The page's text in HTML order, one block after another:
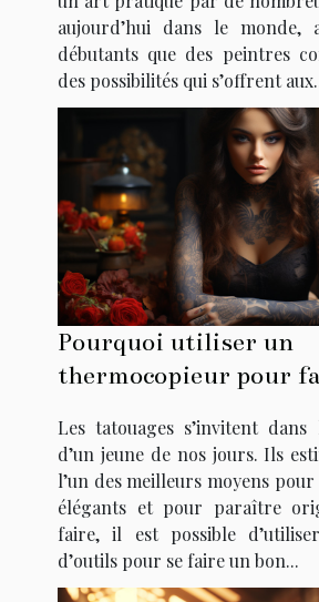
aujourd’hui dans le monde,
débutants que des peintres
des possibilités qui s’offrent
Pourquoi utiliser un
thermocopieur pour
Les tatouages s’invitent
d’un jeune de nos jours. Ils
l’un des meilleurs moyens
élégants et pour paraître
faire, il est possible
d’outils pour se faire un bon...